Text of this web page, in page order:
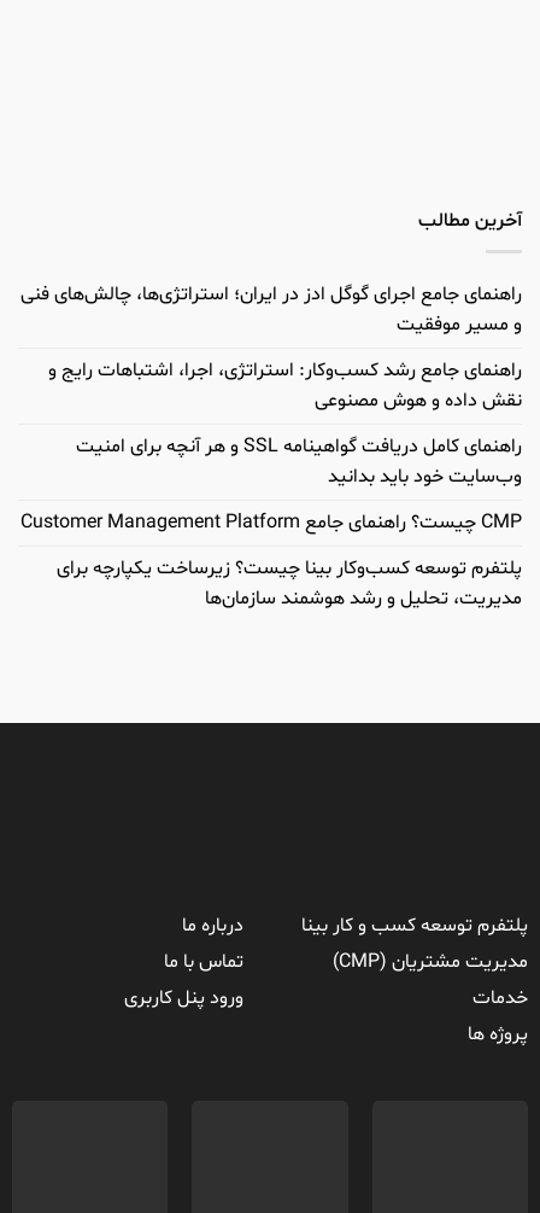
آخرین مطالب
راهنمای جامع اجرای گوگل ادز در ایران؛ استراتژی‌ها، چالش‌های فنی
و مسیر موفقیت
راهنمای جامع رشد کسب‌وکار: استراتژی، اجرا، اشتباهات رایج و
نقش داده و هوش مصنوعی
راهنمای کامل دریافت گواهینامه SSL و هر آنچه برای امنیت
وب‌سایت خود باید بدانید
CMP چیست؟ راهنمای جامع Customer Management Platform
پلتفرم توسعه کسب‌وکار بینا چیست؟ زیرساخت یکپارچه برای
مدیریت، تحلیل و رشد هوشمند سازمان‌ها
پلتفرم توسعه کسب و کار بینا
مدیریت مشتریان (CMP)
خدمات
پروژه ها
درباره ما
تماس با ما
ورود پنل کاربری